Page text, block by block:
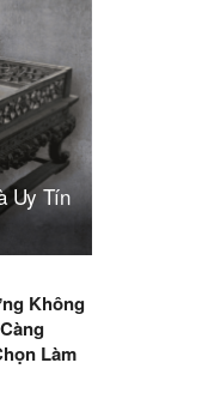
Uy Tín
Không
Làm